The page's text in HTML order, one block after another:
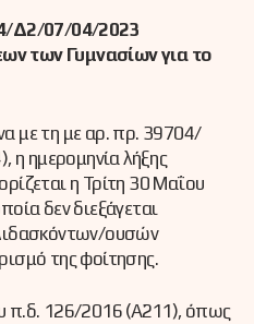
Δ2/07/04/2023
των Γυμνασίων για το
με τη με αρ. πρ. 39704/
η ημερομηνία λήξης
η Τρίτη 30 Μαΐου
δεν διεξάγεται
ουσών
της φοίτησης.
π.δ. 126/2016 (Α΄211), όπως